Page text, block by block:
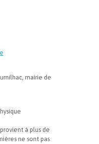
mairie de
à plus de
ne sont pas